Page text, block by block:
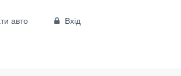
авто Вхід